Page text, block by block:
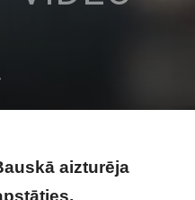
aizturēja